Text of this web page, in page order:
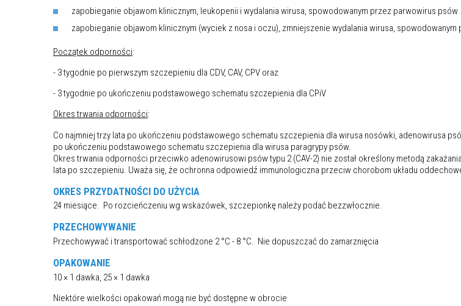
zapobieganie objawom klinicznym, leukopenii i wydalania wirusa, spowodowanym przez parwowirus psów
zapobieganie objawom klinicznym (wyciek z nosa i oczu), zmniejszenie wydalania wirusa,
Początek odporności:
- 3 tygodnie po pierwszym szczepieniu dla CDV, CAV, CPV oraz
- 3 tygodnie po ukończeniu podstawowego schematu szczepienia dla CPiV
Okres trwania odporności:
Co najmniej trzy lata po ukończeniu podstawowego schematu szczepienia dla wirusa nosówki, adenowirusa
po ukończeniu podstawowego schematu szczepienia dla wirusa paragrypy psów.
Okres trwania odporności przeciwko adenowirusowi psów typu 2 (CAV-2) nie został określony metodą
lata po szczepieniu. Uważa się, że ochronna odpowiedź immunologiczna przeciw chorobom układu
OKRES PRZYDATNOŚCI DO UŻYCIA
24 miesiące. Po rozcieńczeniu wg wskazówek, szczepionkę należy podać bezzwłocznie.
PRZECHOWYWANIE
Przechowywać i transportować schłodzone 2 °C - 8 °C. Nie dopuszczać do zamarznięcia
OPAKOWANIE
10 × 1 dawka, 25 × 1 dawka
Niektóre wielkości opakowań mogą nie być dostępne w obrocie